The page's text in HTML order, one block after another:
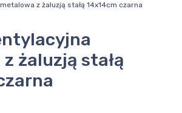
z żaluzją stałą 14x14cm czarna
żaluzją stałą